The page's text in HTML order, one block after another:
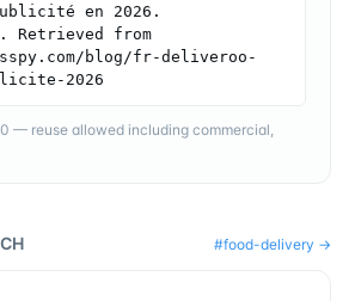
en 2026.
Retrieved from
blog/fr-deliveroo-
2026
— reuse allowed including commercial,
#food-delivery →